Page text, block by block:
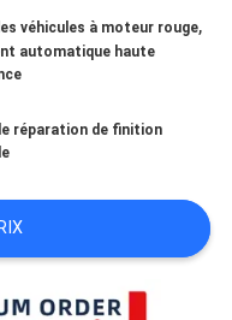
véhicules à moteur rouge,
automatique haute
réparation de finition